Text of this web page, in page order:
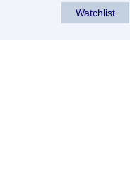
Watchlist